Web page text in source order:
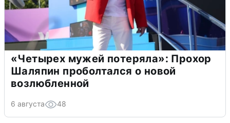
«Четырех мужей потеряла»: Прохор
Шаляпин проболтался о новой
возлюбленной
6 августа 48